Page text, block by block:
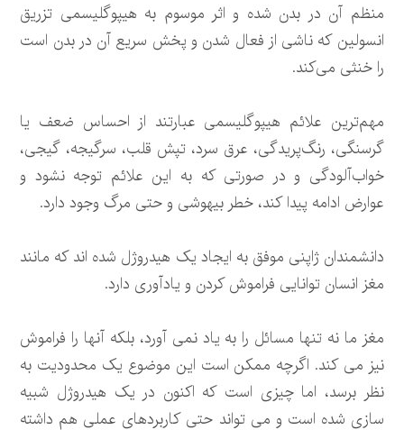
منظم آن در بدن شده و اثر موسوم به هیپوگلیسمی تزریق
انسولین که ناشی از فعال شدن و پخش سریع آن در بدن است
را خنثی می‌کند.
مهم‌ترین علائم هیپوگلیسمی عبارتند از احساس ضعف یا
گرسنگی، رنگ‌پریدگی، عرق سرد، تپش قلب، سرگیجه، گیجی،
خواب‌آلودگی و در صورتی که به این علائم توجه نشود و
عوارض ادامه پیدا کند، خطر بیهوشی و حتی مرگ وجود دارد.
دانشمندان ژاپنی موفق به ایجاد یک هیدروژل شده اند که مانند
مغز انسان توانایی فراموش کردن و یادآوری دارد.
مغز ما نه تنها مسائل را به یاد نمی آورد، بلکه آنها را فراموش
نیز می کند. اگرچه ممکن است این موضوع یک محدودیت به
نظر برسد، اما چیزی است که اکنون در یک هیدروژل شبیه
سازی شده است و می تواند حتی کاربردهای عملی هم داشته